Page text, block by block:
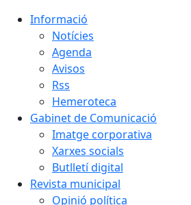
Informació
Notícies
Agenda
Avisos
Rss
Hemeroteca
Gabinet de Comunicació
Imatge corporativa
Xarxes socials
Butlletí digital
Revista municipal
Opinió política